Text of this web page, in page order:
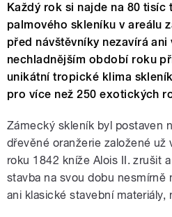
Každý rok si najde na 80 tisíc
palmového skleníku v areálu
před návštěvníky nezavírá ani
nechladnějším období roku
unikátní tropické klima
pro více než 250 exotických
Zámecký skleník byl postaven
dřevěné oranžerie založené už
roku 1842 kníže Alois II. zrušit
stavba na svou dobu nesmírně
ani klasické stavební materiály,